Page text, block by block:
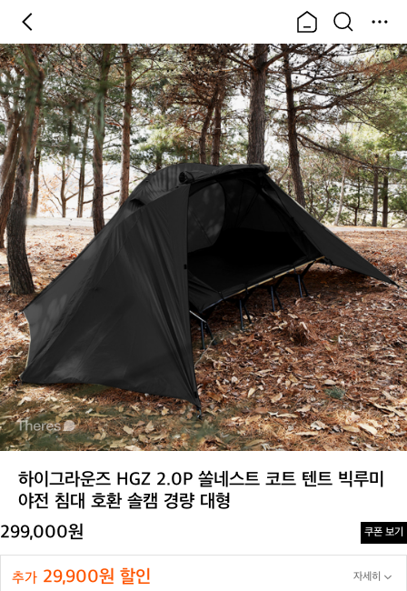
하이그라운즈 HGZ 2.0P 쏠네스트 코트 텐트 빅루미
야전 침대 호환 솔캠 경량 대형
299,000원
쿠폰 보기
추가 29,900원 할인 자세히